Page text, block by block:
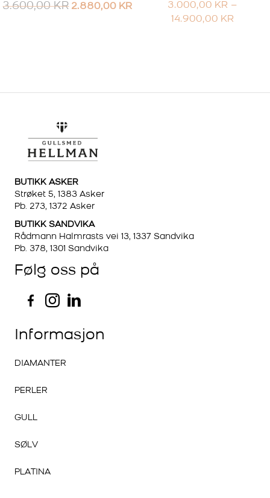
3.600,00KR 2.880,00 KR 3.000,00 KR –
14.900,00 KR
BUTIKK ASKER
Strøket 5, 1383 Asker
Pb. 273, 1372 Asker
BUTIKK SANDVIKA
Rådmann Halmrasts vei 13, 1337 Sandvika
Pb. 378, 1301 Sandvika
Følg oss på
Informasjon
DIAMANTER
PERLER
GULL
SØLV
PLATINA